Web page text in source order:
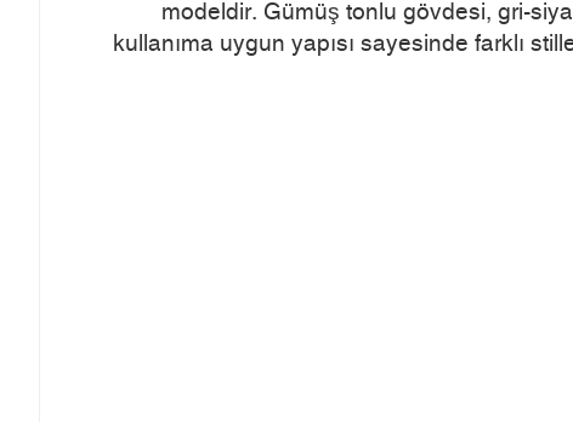
modeldir. Gümüş tonlu gövdesi, gri-
kullanıma uygun yapısı sayesinde farklı